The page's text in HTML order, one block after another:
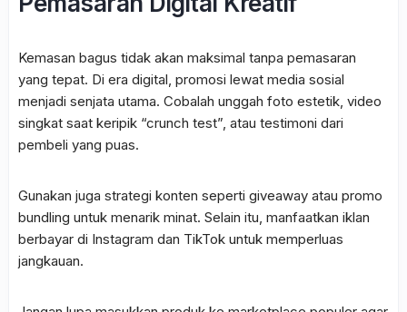
Kemasan bagus tidak akan maksimal tanpa pemasaran
yang tepat. Di era digital, promosi lewat media sosial
menjadi senjata utama. Cobalah unggah foto estetik, video
singkat saat keripik “crunch test”, atau testimoni dari
pembeli yang puas.
Gunakan juga strategi konten seperti giveaway atau promo
bundling untuk menarik minat. Selain itu, manfaatkan iklan
berbayar di Instagram dan TikTok untuk memperluas
jangkauan.